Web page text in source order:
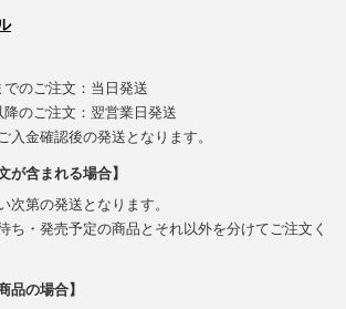
のご注文：当日発送
のご注文：翌営業日発送
金確認後の発送となります。
が含まれる場合】
次第の発送となります。
ち・発売予定の商品とそれ以外を分けてご注文く
品の場合】